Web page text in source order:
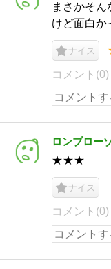
まさかそ
けど面白か
ナイス
コメント(0)
ロンブロー
★★★
ナイス
コメント(0)